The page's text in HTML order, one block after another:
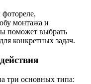
монтажа и
поможет выбрать
конкретных задач.
три основных типа: